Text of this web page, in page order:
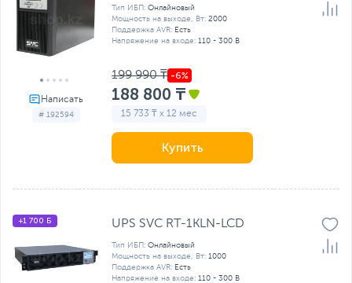
# 192594
Тип ИБП: Онлайновый
Мощность на выходе, Вт: 2000
Поддержка AVR: Есть
Напряжение на входе: 110 - 300 В
199 990 ₸
188 800 ₸
15 733 ₸ x 12 мес
Купить
+1 700 Б UPS SVC RT-1KLN-LCD
Тип ИБП: Онлайновый
Мощность на выходе, Вт: 1000
Поддержка AVR: Есть
Напряжение на входе: 110 - 300 В